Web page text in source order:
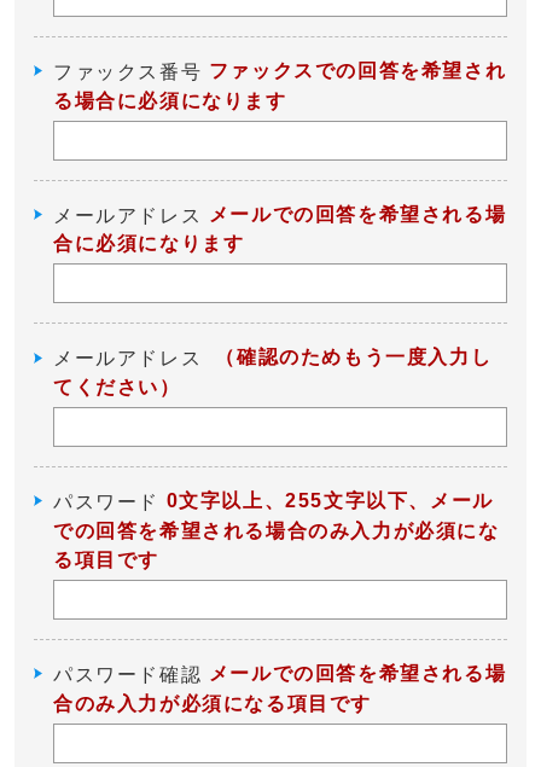
ファックス番号 ファックスでの回答を希望され
る場合に必須になります
メールアドレス
メールでの回答を希望される場
合に必須になります
メールアドレス
（確認のためもう一度入力し
てください）
パスワード 0文字以上、255文字以下、メール
での回答を希望される場合のみ入力が必須にな
る項目です
パスワード確認 メールでの回答を希望される場
合のみ入力が必須になる項目です